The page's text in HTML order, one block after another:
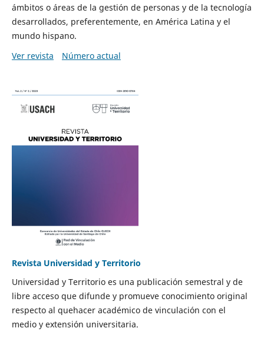
ámbitos o áreas de la gestión de personas y de la tecnología
desarrollados, preferentemente, en América Latina y el
mundo hispano.
Ver revista
Número actual
Revista Universidad y Territorio
Universidad y Territorio es una publicación semestral y de
libre acceso que difunde y promueve conocimiento original
respecto al quehacer académico de vinculación con el
medio y extensión universitaria.